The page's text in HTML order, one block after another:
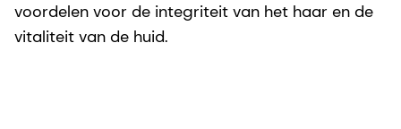
voordelen voor de integriteit van het haar en de
vitaliteit van de huid.